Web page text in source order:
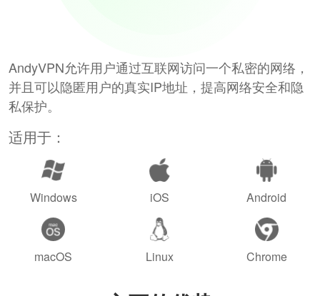
AndyVPN允许用户通过互联网访问一个私密的网络，
并且可以隐匿用户的真实IP地址，提高网络安全和隐
私保护。
适用于：
Windows iOS Android
macOS Linux Chrome